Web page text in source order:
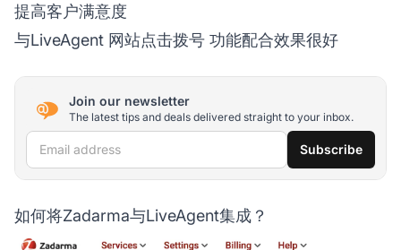
提高客户满意度
与LiveAgent 网站点击拨号 功能配合效果很好
Join our newsletter
The latest tips and deals delivered straight to your inbox.
Email address Subscribe
如何将Zadarma与LiveAgent集成？